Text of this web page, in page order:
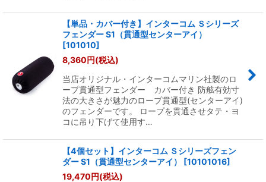
【単品・カバー付き】インターコム Ｓシリーズ
フェンダー S1（貫通型センターアイ）
[101010]
8,360円(税込)
当店オリジナル・インターコムマリン社製のロ
ープ貫通型フェンダー カバー付き 防舷有効寸
法の大きさが魅力のロープ貫通型(センターアイ)
のフェンダーです。 ロープを貫通させタテ・ヨ
コに吊り下げて使用す…
【4個セット】インターコム Ｓシリーズフェン
ダー S1（貫通型センターアイ）
[10101016]
19,470円(税込)